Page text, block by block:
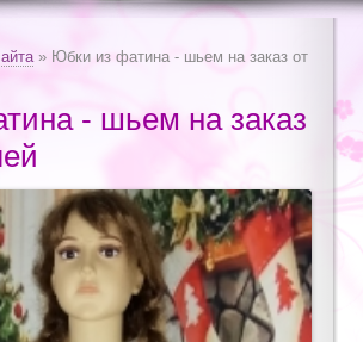
» Юбки из фатина - шьем на заказ от